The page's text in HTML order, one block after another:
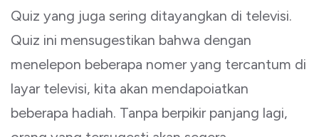
Quiz yang juga sering ditayangkan di televisi.
Quiz ini mensugestikan bahwa dengan
menelepon beberapa nomer yang tercantum di
layar televisi, kita akan mendapoiatkan
beberapa hadiah. Tanpa berpikir panjang lagi,